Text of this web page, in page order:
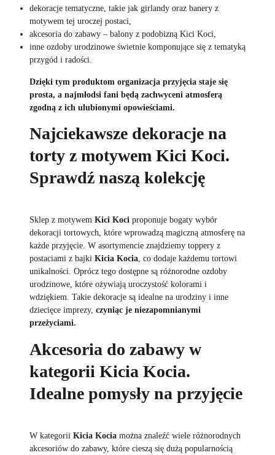
dekoracje tematyczne, takie jak girlandy oraz banery z
motywem tej uroczej postaci,
akcesoria do zabawy – balony z podobizną Kici Koci,
inne ozdoby urodzinowe świetnie komponujące się z tematyką
przygód i radości.
Dzięki tym produktom organizacja przyjęcia staje się
prosta, a najmłodsi fani będą zachwyceni atmosferą
zgodną z ich ulubionymi opowieściami.
Najciekawsze dekoracje na
torty z motywem Kici Koci.
Sprawdź naszą kolekcję
Sklep z motywem Kici Koci proponuje bogaty wybór
dekoracji tortowych, które wprowadzą magiczną atmosferę na
każde przyjęcie. W asortymencie znajdziemy toppery z
postaciami z bajki Kicia Kocia, co dodaje każdemu tortowi
unikalności. Oprócz tego dostępne są różnorodne ozdoby
urodzinowe, które ożywiają uroczystość kolorami i
wdziękiem. Takie dekoracje są idealne na urodziny i inne
dziecięce imprezy, czyniąc je niezapomnianymi
przeżyciami.
Akcesoria do zabawy w
kategorii Kicia Kocia.
Idealne pomysły na przyjęcie
W kategorii Kicia Kocia można znaleźć wiele różnorodnych
akcesoriów do zabawy, które cieszą się dużą popularnością